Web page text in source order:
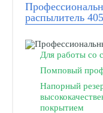
распылитель
Для работы со
Помповый
Напорный
покрытием